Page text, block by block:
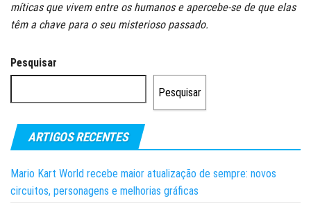
míticas que vivem entre os humanos e apercebe-se de que elas
têm a chave para o seu misterioso passado.
Pesquisar
Pesquisar
ARTIGOS RECENTES
Mario Kart World recebe maior atualização de sempre: novos
circuitos, personagens e melhorias gráficas